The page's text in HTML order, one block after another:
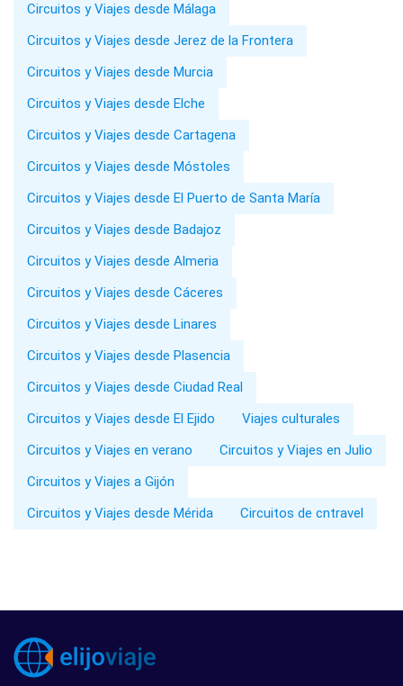
Circuitos y Viajes desde Málaga
Circuitos y Viajes desde Jerez de la Frontera
Circuitos y Viajes desde Murcia
Circuitos y Viajes desde Elche
Circuitos y Viajes desde Cartagena
Circuitos y Viajes desde Móstoles
Circuitos y Viajes desde El Puerto de Santa María
Circuitos y Viajes desde Badajoz
Circuitos y Viajes desde Almeria
Circuitos y Viajes desde Cáceres
Circuitos y Viajes desde Linares
Circuitos y Viajes desde Plasencia
Circuitos y Viajes desde Ciudad Real
Circuitos y Viajes desde El Ejido
Viajes culturales
Circuitos y Viajes en verano
Circuitos y Viajes en Julio
Circuitos y Viajes a Gijón
Circuitos y Viajes desde Mérida
Circuitos de cntravel